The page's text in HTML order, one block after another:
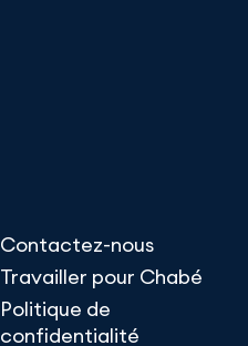
Contactez-nous
Travailler pour Chabé
Politique de
confidentialité